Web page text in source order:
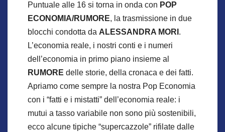
Puntuale alle 16 si torna in onda con POP
ECONOMIA/RUMORE, la trasmissione in due
blocchi condotta da ALESSANDRA MORI .
L’economia reale, i nostri conti e i numeri
dell’economia in primo piano insieme al
RUMORE delle storie, della cronaca e dei fatti.
Apriamo come sempre la nostra Pop Economia
con i “fatti e i mistatti” dell’economia reale: i
mutui a tasso variabile non sono più sostenibili,
ecco alcune tipiche “supercazzole” rifilate dalle